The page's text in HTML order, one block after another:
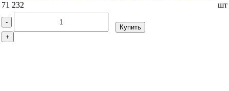
71 232
шт
-
+
Купить